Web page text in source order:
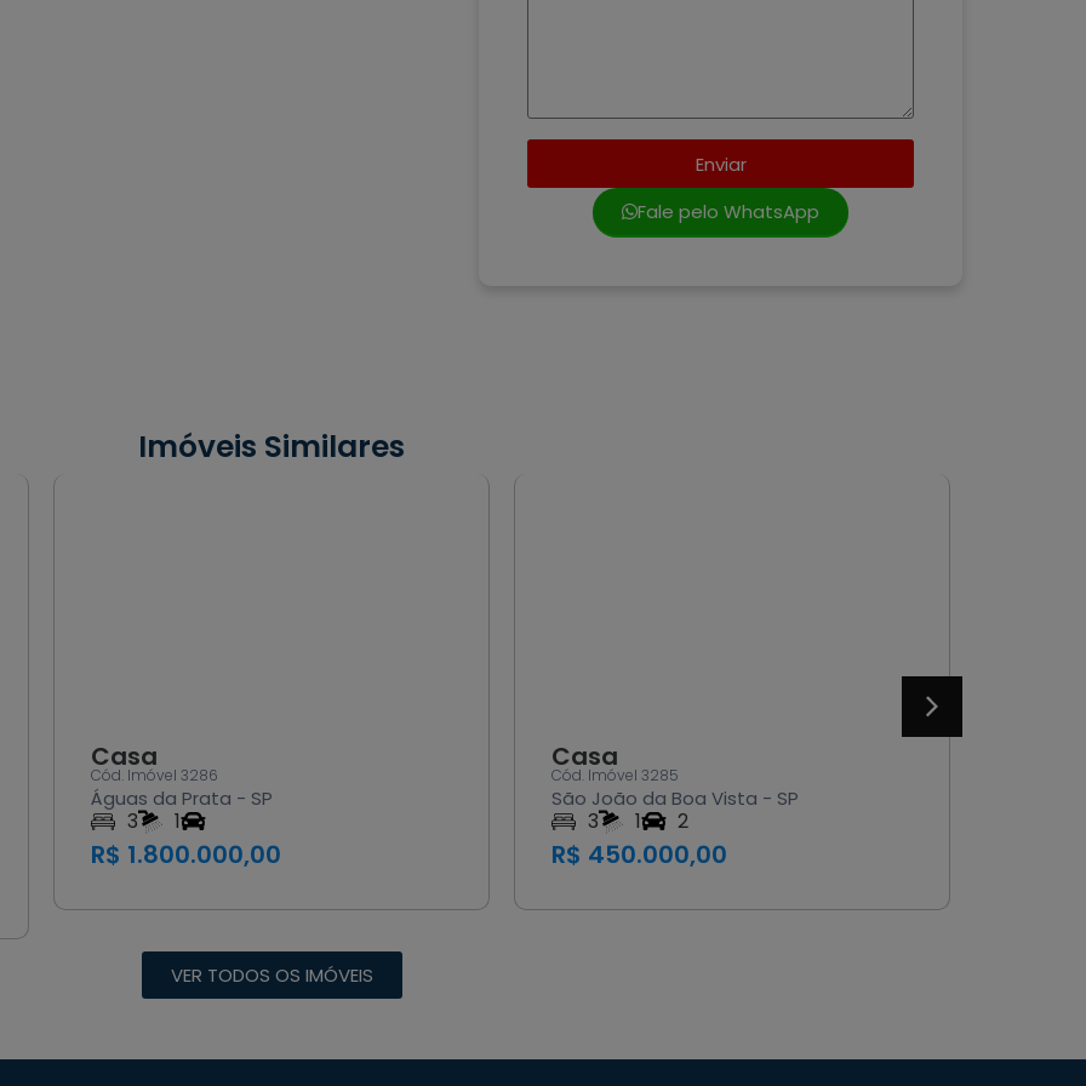
Enviar
Fale pelo WhatsApp
Imóveis Similares
Cód. Imóvel 3285
São João da Boa Vista - SP
R$ 450.000,00
Cód. Imóvel 3284
São João da Boa Vista - SP
R$ 335.000,00
VER TODOS OS IMÓVEIS